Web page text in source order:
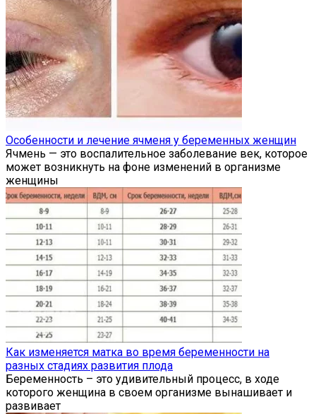
Особенности и лечение ячменя у беременных женщин
Ячмень — это воспалительное заболевание век, которое
может возникнуть на фоне изменений в организме
женщины
Как изменяется матка во время беременности на
разных стадиях развития плода
Беременность – это удивительный процесс, в ходе
которого женщина в своем организме вынашивает и
развивает